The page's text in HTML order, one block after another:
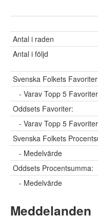
Antal i raden
Antal i följd
Svenska Folkets
- Varav Topp 5
Oddsets Favoriter:
- Varav Topp 5 Favoriter
Svenska Folkets
- Medelvärde
Oddsets Procentsumma:
- Medelvärde
Meddelanden